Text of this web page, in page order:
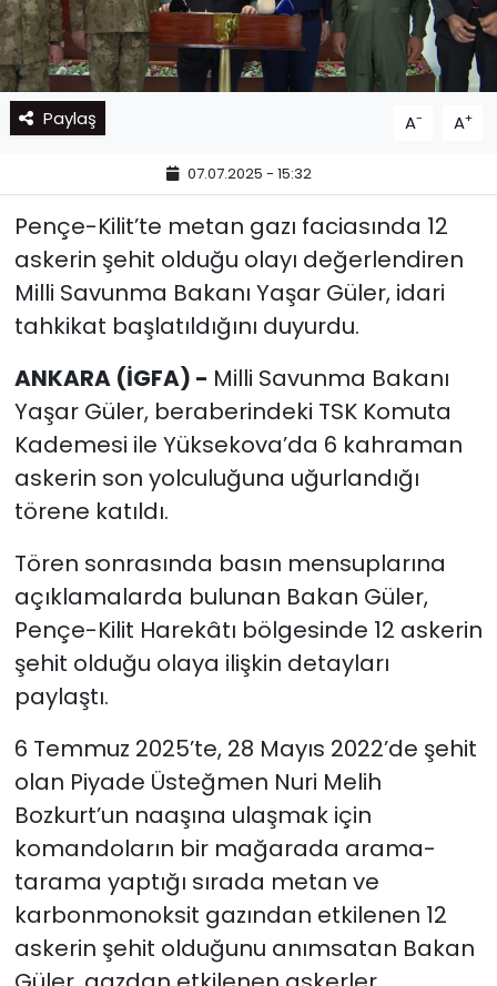
Paylaş A- A+
07.07.2025 - 15:32
Pençe-Kilit’te metan gazı faciasında 12
askerin şehit olduğu olayı değerlendiren
Milli Savunma Bakanı Yaşar Güler, idari
tahkikat başlatıldığını duyurdu.
ANKARA (İGFA) - Milli Savunma Bakanı
Yaşar Güler, beraberindeki TSK Komuta
Kademesi ile Yüksekova’da 6 kahraman
askerin son yolculuğuna uğurlandığı
törene katıldı.
Tören sonrasında basın mensuplarına
açıklamalarda bulunan Bakan Güler,
Pençe-Kilit Harekâtı bölgesinde 12 askerin
şehit olduğu olaya ilişkin detayları
paylaştı.
6 Temmuz 2025’te, 28 Mayıs 2022’de şehit
olan Piyade Üsteğmen Nuri Melih
Bozkurt’un naaşına ulaşmak için
komandoların bir mağarada arama-
tarama yaptığı sırada metan ve
karbonmonoksit gazından etkilenen 12
askerin şehit olduğunu anımsatan Bakan